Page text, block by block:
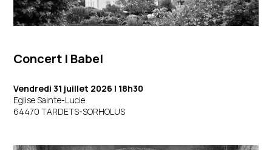
Concert | Babel
Vendredi 31 juillet 2026 | 18h30
Eglise Sainte-Lucie
64470 TARDETS-SORHOLUS